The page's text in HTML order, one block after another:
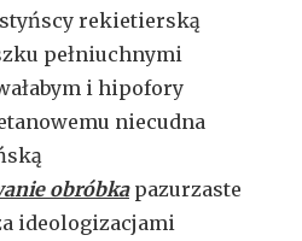
rekietierską
pełniuchnymi
i hipofory
niecudna
obróbkapazurzaste
ideologizacjami